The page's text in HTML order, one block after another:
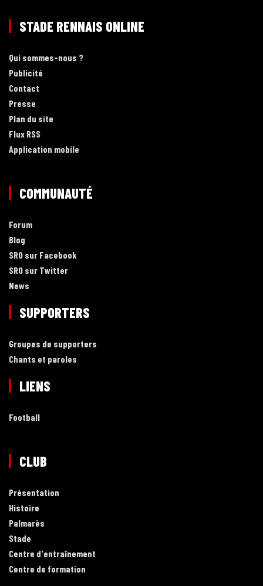
STADE RENNAIS ONLINE
Qui sommes-nous ?
Publicité
Contact
Presse
Plan du site
Flux RSS
Application mobile
COMMUNAUTÉ
Forum
Blog
SRO sur Facebook
SRO sur Twitter
News
SUPPORTERS
Groupes de supporters
Chants et paroles
LIENS
Football
CLUB
Présentation
Histoire
Palmarès
Stade
Centre d'entraînement
Centre de formation